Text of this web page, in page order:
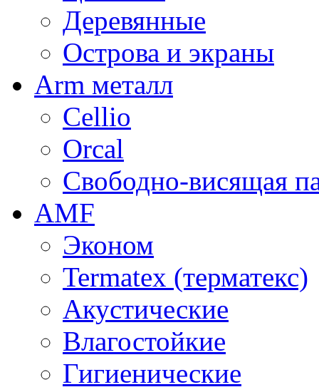
Деревянные
Острова и экраны
Arm металл
Cellio
Orcal
Свободно-висящая
AMF
Эконом
Termatex (терматекс)
Акустические
Влагостойкие
Гигиенические